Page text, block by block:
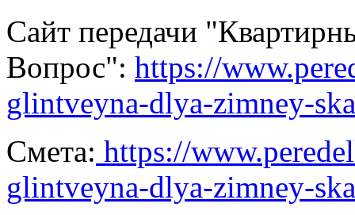
Сайт передачи
Вопрос": https://
glintveyna-dlya-zimney-
Смета: https://
glintveyna-dlya-zimney-